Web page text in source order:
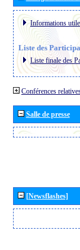
Informations
Liste des
Liste finale des
Conférences
Salle de presse
[Newsflashes]